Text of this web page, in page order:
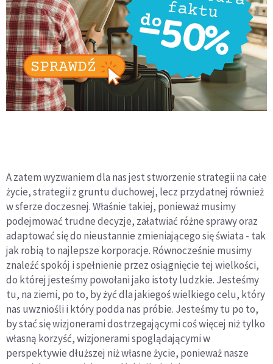
A zatem wyzwaniem dla nas jest stworzenie strategii na całe
życie, strategii z gruntu duchowej, lecz przydatnej również
w sferze doczesnej. Właśnie takiej, ponieważ musimy
podejmować trudne decyzje, załatwiać różne sprawy oraz
adaptować się do nieustannie zmieniającego się świata - tak
jak robią to najlepsze korporacje. Równocześnie musimy
znaleźć spokój i spełnienie przez osiągnięcie tej wielkości,
do której jesteśmy powołani jako istoty ludzkie. Jesteśmy
tu, na ziemi, po to, by żyć dla jakiegoś wielkiego celu, który
nas uwzniośli i który podda nas próbie. Jesteśmy tu po to,
by stać się wizjonerami dostrzegającymi coś więcej niż tylko
własną korzyść, wizjonerami spoglądającymi w
perspektywie dłuższej niż własne życie, ponieważ nasze